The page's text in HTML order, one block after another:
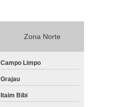
Zona Norte
Campo Limpo
Grajau
Itaim Bibi